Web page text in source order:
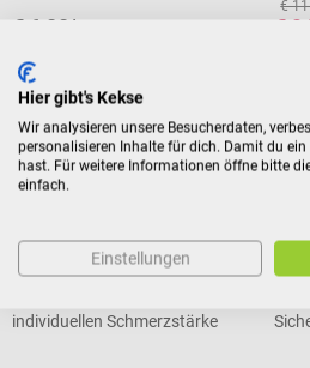
€ 6,00*
Versandkosten
In den Warenkorb
€
€
individuellen Schmerzstärke
Hier gibt's Kekse
Wir analysieren unsere Besucherdaten,
personalisieren Inhalte für dich. Damit du
hast. Für weitere Informationen öffne bitte
einfach.
Einstellungen